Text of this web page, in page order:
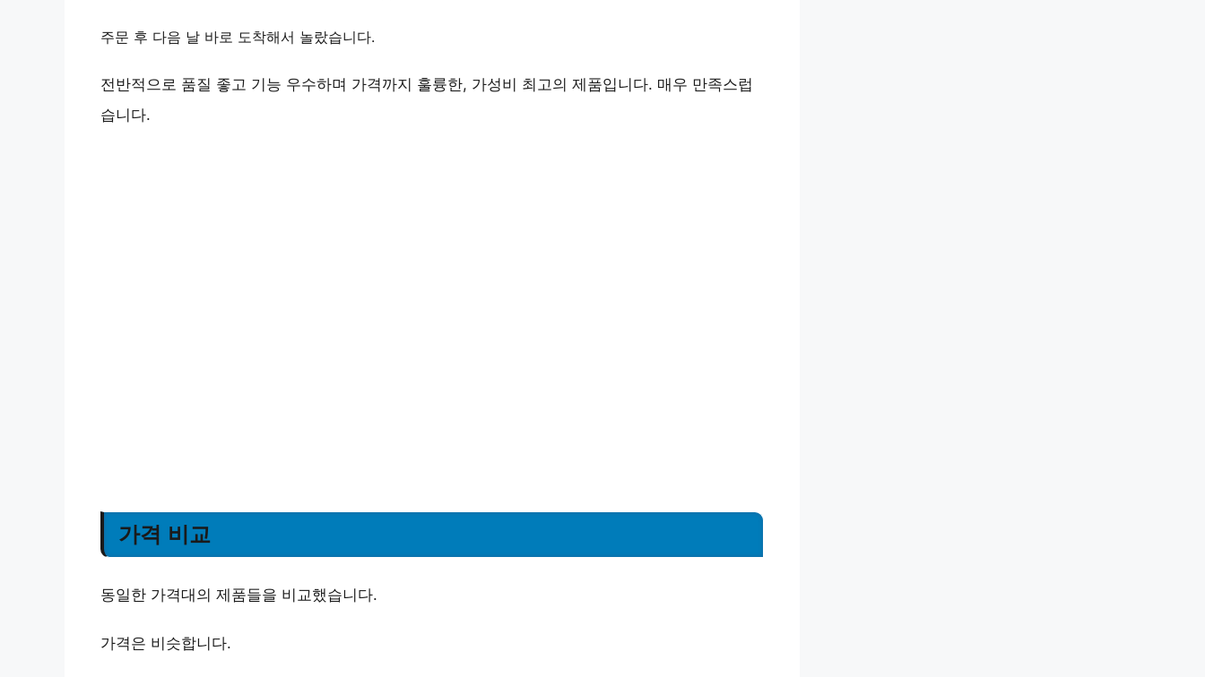
주문 후 다음 날 바로 도착해서 놀랐습니다.
전반적으로 품질 좋고 기능 우수하며 가격까지 훌륭한, 가성비 최고의 제품입니다. 매우 만족스럽
습니다.
가격 비교
동일한 가격대의 제품들을 비교했습니다.
가격은 비슷합니다.